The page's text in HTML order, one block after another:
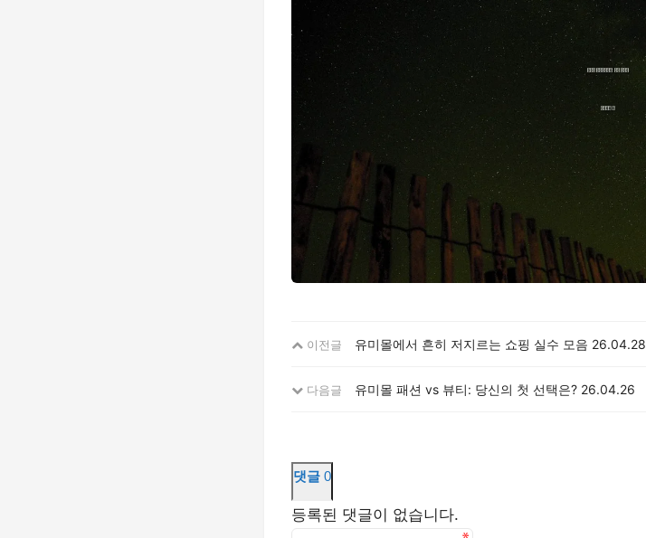
이전글 유미몰에서 흔히 저지르는 쇼핑 실수 모음 26.04.28
다음글 유미몰 패션 vs 뷰티: 당신의 첫 선택은? 26.04.26
댓글 0
등록된 댓글이 없습니다.